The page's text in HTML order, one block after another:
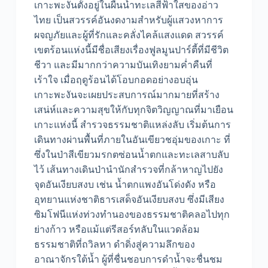
เกาะพะงันตั้งอยู่ในผืนน้ำทะเลสีฟ้าใสของอ่าว
ไทย เป็นสวรรค์อันงดงามสำหรับผู้แสวงหาการ
ผจญภัยและผู้ที่รักและคลั่งไคล้แสงแดด สวรรค์
เขตร้อนแห่งนี้มีชื่อเสียงเรื่องฟูลมูนปาร์ตี้ที่มีชีวิต
ชีวา และมีมากกว่าความบันเทิงยามค่ำคืนที่
เร้าใจ เมื่อฤดูร้อนได้โอบกอดอย่างอบอุ่น
เกาะพะงันจะเผยประสบการณ์มากมายที่สร้าง
เสน่ห์และความสุขให้กับทุกจิตวิญญาณที่มาเยือน
เกาะแห่งนี้ สำรวจธรรมชาติแหล่งลับ เริ่มต้นการ
เดินทางผ่านพื้นที่ภายในอันเขียวชอุ่มของเกาะ ที่
ซึ่งในป่าสีเขียวมรกตซ่อนน้ำตกและทะเลสาบลับ
ไว้ เส้นทางเดินป่านำนักสำรวจที่กล้าหาญไปยัง
จุดอันเงียบสงบ เช่น น้ำตกแพงอันโด่งดัง หรือ
อุทยานแห่งชาติธารเสด็จอันเงียบสงบ ซึ่งมีเสียง
ซิมโฟนีแห่งท่วงทำนองของธรรมชาติคลอไปทุก
ย่างก้าว หรือแม้แต่รีสอร์ทลับในแวดล้อม
ธรรมชาติที่ถวิลหา ดำดิ่งสู่ความลึกของ
อาณาจักรใต้น้ำ ผู้ที่ชื่นชอบการดำน้ำจะชื่นชม